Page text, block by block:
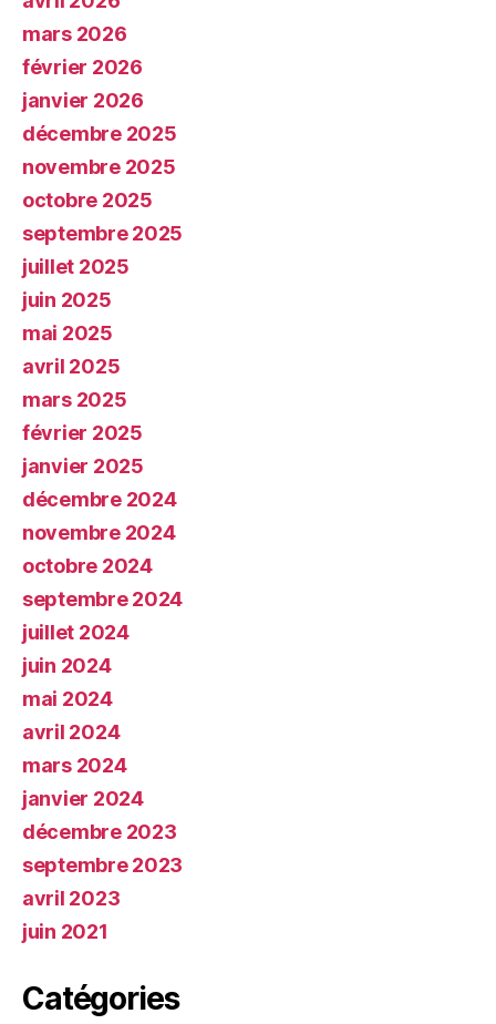
mars 2026
février 2026
janvier 2026
décembre 2025
novembre 2025
octobre 2025
septembre 2025
juillet 2025
juin 2025
mai 2025
avril 2025
mars 2025
février 2025
janvier 2025
décembre 2024
novembre 2024
octobre 2024
septembre 2024
juillet 2024
juin 2024
mai 2024
avril 2024
mars 2024
janvier 2024
décembre 2023
septembre 2023
avril 2023
juin 2021
Catégories